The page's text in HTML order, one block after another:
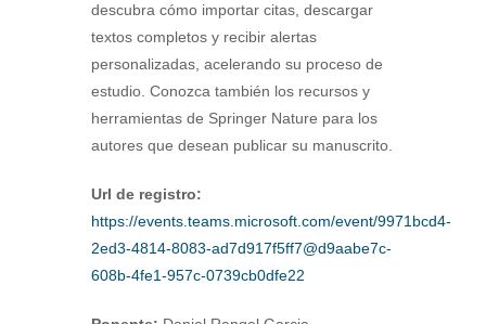
descubra cómo importar citas, descargar
textos completos y recibir alertas
personalizadas, acelerando su proceso de
estudio. Conozca también los recursos y
herramientas de Springer Nature para los
autores que desean publicar su manuscrito.
Url de registro:
https://events.teams.microsoft.com/event/9971bcd4-
2ed3-4814-8083-ad7d917f5ff7@d9aabe7c-
608b-4fe1-957c-0739cb0dfe22